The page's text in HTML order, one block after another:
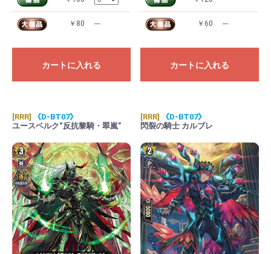
￥80 ---
カートに入れる
￥60 ---
カートに入れる
[RRR]
《D-BT07》
ユースベルク“反抗黎騎・翠嵐”
[RRR]
《D-BT07》
閃裂の騎士 カルブレ